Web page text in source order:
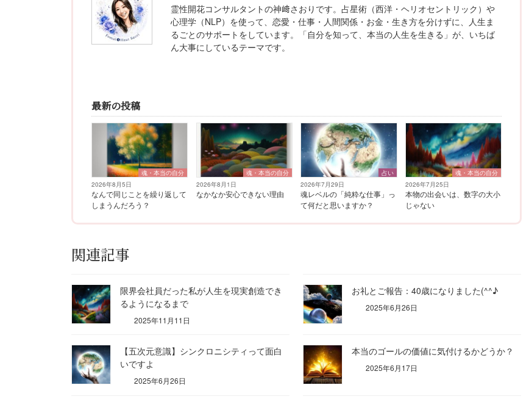
霊性開花コンサルタントの神﨑さおりです。占星術（西洋・ヘリオセントリック）や
心理学（NLP）を使って、恋愛・仕事・人間関係・お金・生き方を分けずに、人生ま
るごとのサポートをしています。「自分を知って、本当の人生を生きる」が、いちば
ん大事にしているテーマです。
最新の投稿
魂・本当の自分
2026年8月5日
なんで同じことを繰り返して
しまうんだろう？
魂・本当の自分
2026年8月1日
なかなか安心できない理由
占い
2026年7月29日
魂レベルの「純粋な仕事」っ
て何だと思いますか？
魂・本当の自分
2026年7月25日
本物の出会いは、数字の大小
じゃない
関連記事
限界会社員だった私が人生を現実創造でき
るようになるまで
2025年11月11日
お礼とご報告：40歳になりました(^^♪
2025年6月26日
【五次元意識】シンクロニシティって面白
いですよ
2025年6月26日
本当のゴールの価値に気付けるかどうか？
2025年6月17日